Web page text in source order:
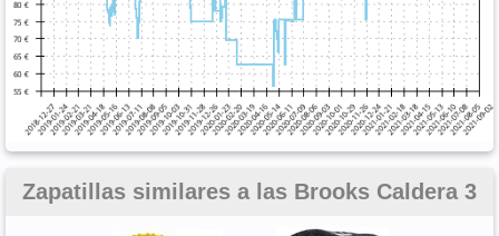
Zapatillas similares a las Brooks Caldera 3